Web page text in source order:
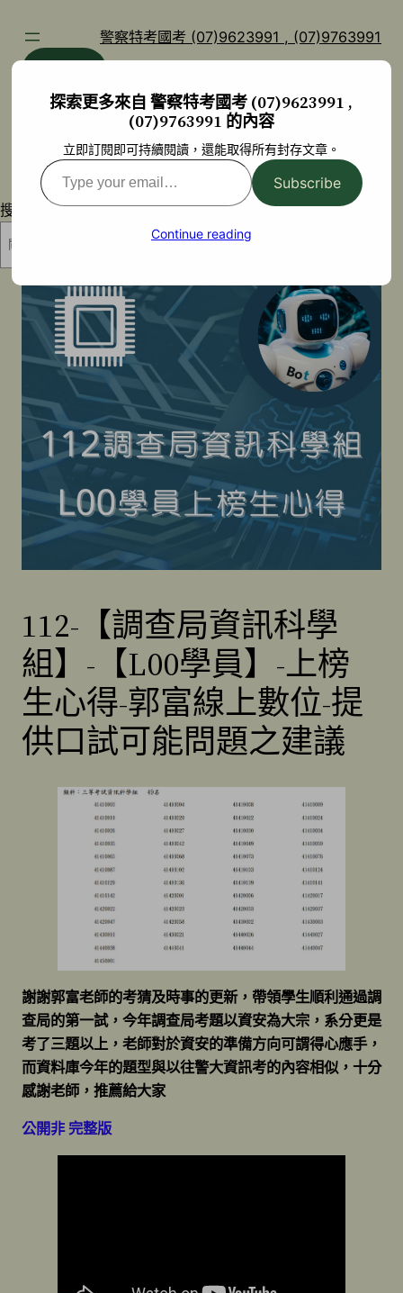
警察特考國考 (07)9623991 , (07)9763991
搜尋
112-【調查局資訊科學
組】-【L00學員】-上榜
生心得-郭富線上數位-提
供口試可能問題之建議
謝謝郭富老師的考猜及時事的更新，帶領學生順利通過調
查局的第一試，今年調查局考題以資安為大宗，系分更是
考了三題以上，老師對於資安的準備方向可謂得心應手，
而資料庫今年的題型與以往警大資訊考的內容相似，十分
感謝老師，推薦給大家
公開非 完整版
探索更多來自 警察特考國考 (07)9623991 ,
(07)9763991 的內容
立即訂閱即可持續閱讀，還能取得所有封存文章。
Type
your
Subscribe
Continue reading